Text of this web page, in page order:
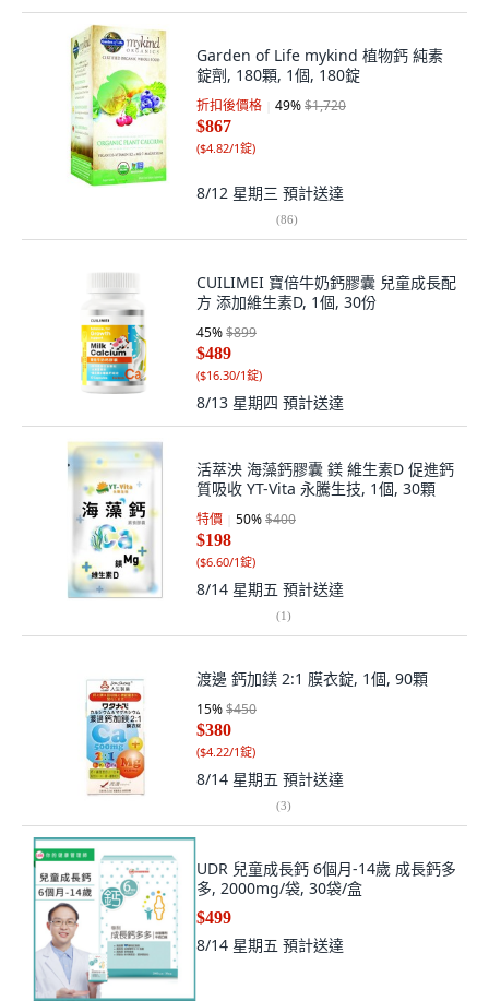
Garden of Life mykind 植物鈣 純素
錠劑, 180顆, 1個, 180錠
折扣後價格 49%$1,720
$867
($4.82/1錠)
8/12 星期三 預計送達
(86)
CUILIMEI 寶倍牛奶鈣膠囊 兒童成長配
方 添加維生素D, 1個, 30份
45%$899
$489
($16.30/1錠)
8/13 星期四 預計送達
活萃泱 海藻鈣膠囊 鎂 維生素D 促進鈣
質吸收 YT-Vita 永騰生技, 1個, 30顆
特價 50%$400
$198
($6.60/1錠)
8/14 星期五 預計送達
(1)
渡邊 鈣加鎂 2:1 膜衣錠, 1個, 90顆
15%$450
$380
($4.22/1錠)
8/14 星期五 預計送達
(3)
UDR 兒童成長鈣 6個月-14歲 成長鈣多
多, 2000mg/袋, 30袋/盒
$499
8/14 星期五 預計送達